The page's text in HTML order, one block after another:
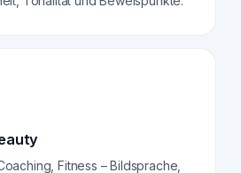
Fitness – Bildsprache,